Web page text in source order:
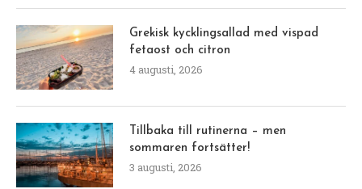
Grekisk kycklingsallad med vispad
fetaost och citron
4 augusti, 2026
Tillbaka till rutinerna – men
sommaren fortsätter!
3 augusti, 2026